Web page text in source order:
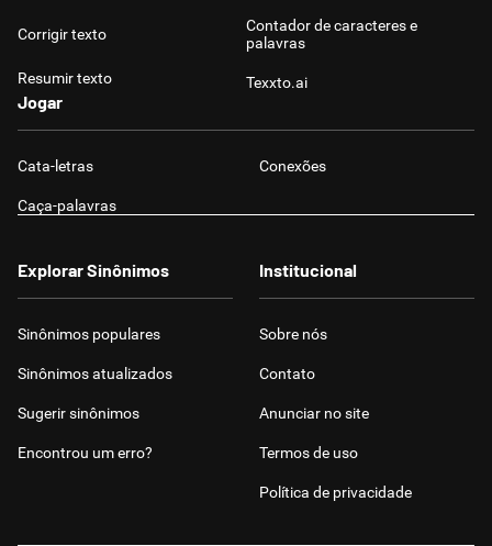
Corrigir texto
Resumir texto
Contador de caracteres e
palavras
Texxto.ai
Jogar
Cata-letras Conexões
Caça-palavras
Explorar Sinônimos
Sinônimos populares
Sinônimos atualizados
Sugerir sinônimos
Encontrou um erro?
Institucional
Sobre nós
Contato
Anunciar no site
Termos de uso
Política de privacidade